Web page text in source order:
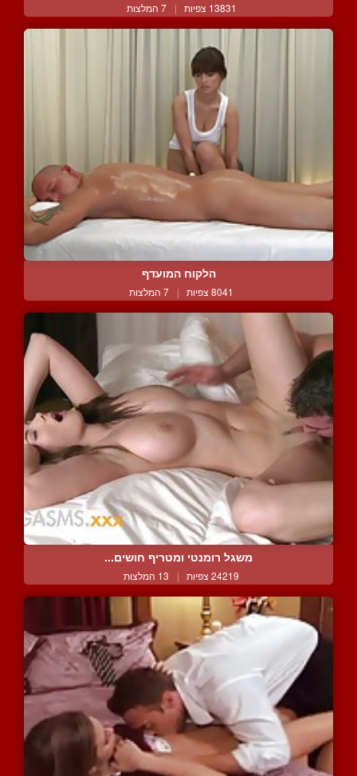
13831 צפיות | 7 המלצות
הלקוח המועדף
8041 צפיות | 7 המלצות
משגל רומנטי ומטריף חושים...
24219 צפיות | 13 המלצות